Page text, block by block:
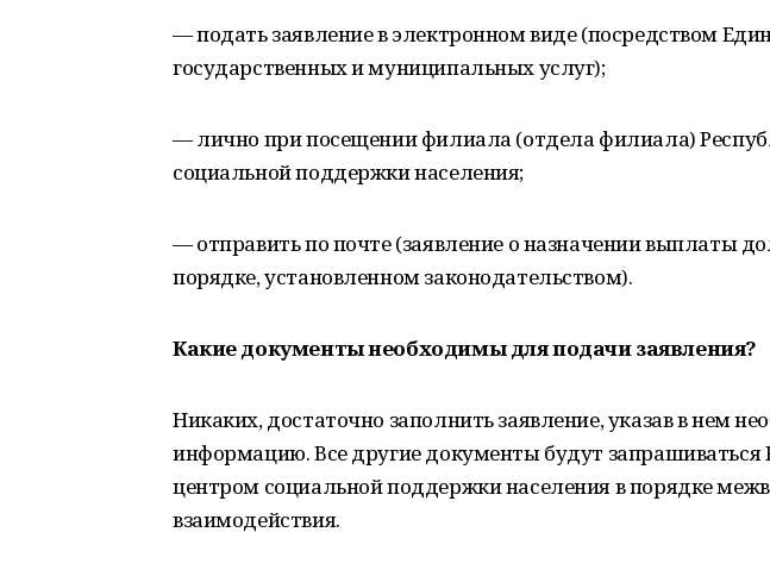
— подать заявление в электронном виде (посредством
государственных и муниципальных услуг);
— лично при посещении филиала (отдела филиала)
социальной поддержки населения;
— отправить по почте (заявление о назначении выплаты
порядке, установленном законодательством).
Какие документы необходимы для подачи заявления?
Никаких, достаточно заполнить заявление, указав в нем
информацию. Все другие документы будут запрашиваться
центром социальной поддержки населения в порядке
взаимодействия.